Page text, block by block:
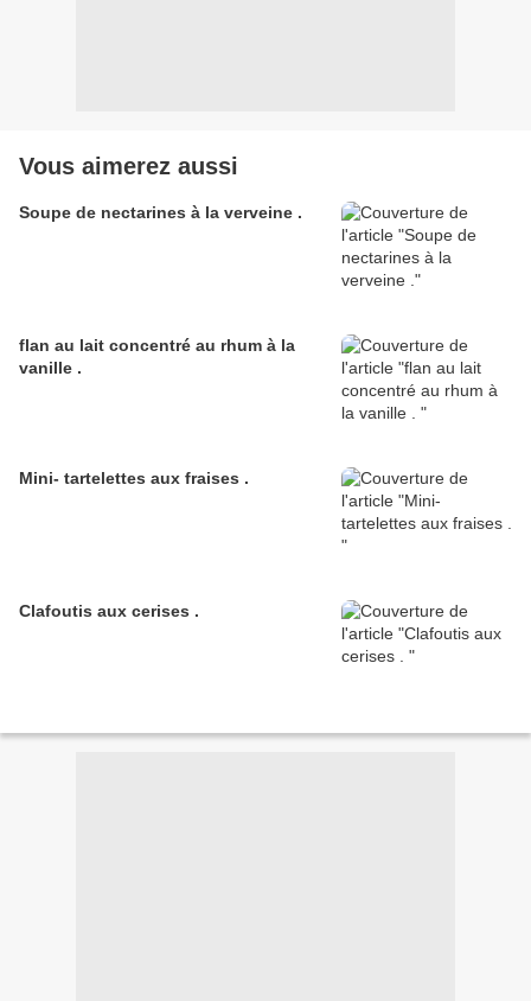
Vous aimerez aussi
Soupe de nectarines à la verveine .
flan au lait concentré au rhum à la
vanille .
Mini- tartelettes aux fraises .
Clafoutis aux cerises .